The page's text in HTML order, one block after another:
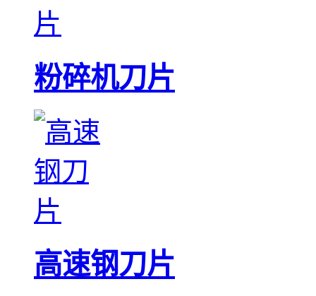
粉碎机刀片
高速钢刀片